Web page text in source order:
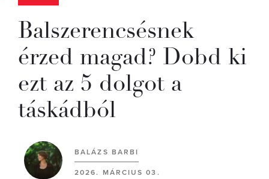
Balszerencsésnek
érzed magad? Dobd ki
ezt az 5 dolgot a
táskádból
BALÁZS BARBI
2026. MÁRCIUS 03.